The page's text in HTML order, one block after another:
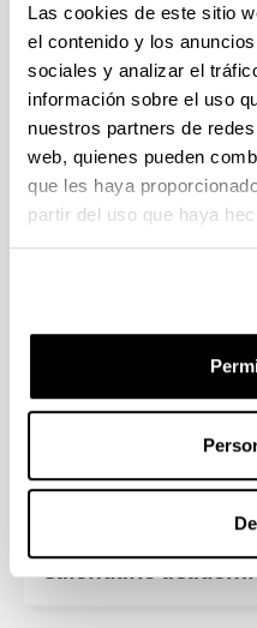
Las cookies de este sitio
el contenido y los
sociales y analizar el
información sobre el uso
nuestros partners de
web, quienes pueden
que les haya
partir del uso que haya
Instalaciones y
Aplicaciones útiles
Calendario